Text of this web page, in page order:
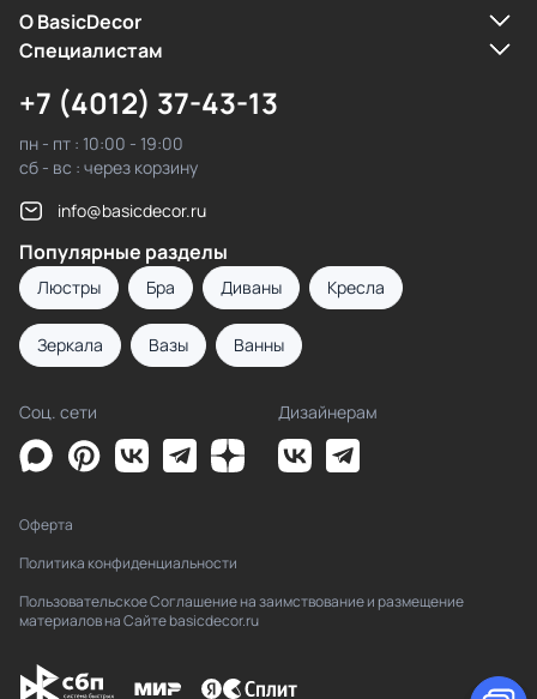
О BasicDecor
Cпециалистам
+7 (4012) 37-43-13
пн - пт : 10:00 - 19:00
сб - вс : через корзину
info@basicdecor.ru
Популярные разделы
Люстры Бра Диваны Кресла
Зеркала Вазы Ванны
Соц. сети Дизайнерам
Оферта
Политика конфиденциальности
Пользовательское Соглашение на заимствование и размещение
материалов на Сайте basicdecor.ru